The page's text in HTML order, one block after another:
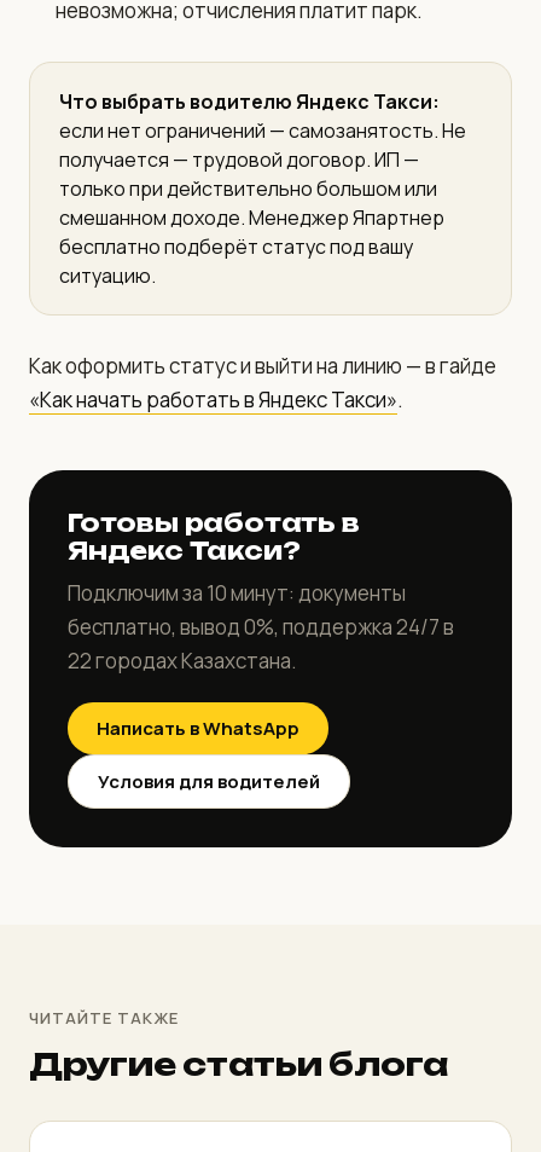
невозможна; отчисления платит парк.
Что выбрать водителю Яндекс Такси:
если нет ограничений — самозанятость. Не
получается — трудовой договор. ИП —
только при действительно большом или
смешанном доходе. Менеджер Япартнер
бесплатно подберёт статус под вашу
ситуацию.
Как оформить статус и выйти на линию — в гайде
«Как начать работать в Яндекс Такси».
Готовы работать в
Яндекс Такси?
Подключим за 10 минут: документы
бесплатно, вывод 0%, поддержка 24/7 в
22 городах Казахстана.
Написать в WhatsApp
Условия для водителей
ЧИТАЙТЕ ТАКЖЕ
Другие статьи блога